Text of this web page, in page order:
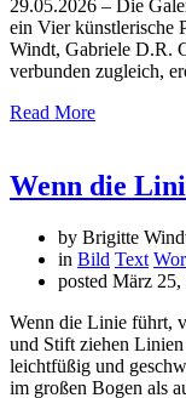
29.05.2026 – Die
ein Vier künstlerische
Windt, Gabriele D.R.
verbunden zugleich,
Read More
Wenn die
by Brigitte
in Bild Text
posted März 25,
Wenn die Linie führt,
und Stift ziehen
leichtfüßig und
im großen Bogen als